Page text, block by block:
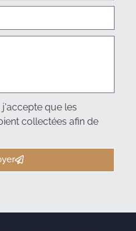
que les
collectées afin de